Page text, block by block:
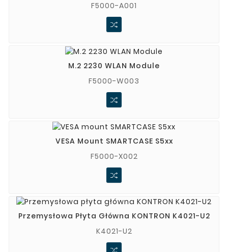
F5000-A001
M.2 2230 WLAN Module
F5000-W003
VESA Mount SMARTCASE S5xx
F5000-X002
Przemysłowa Płyta Główna KONTRON K4021-U2
K4021-U2